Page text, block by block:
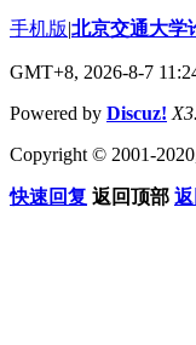
手机版|北京交通大学
GMT+8, 2026-8-7
Powered by Discuz!
Copyright © 2001-
快速回复 返回顶部